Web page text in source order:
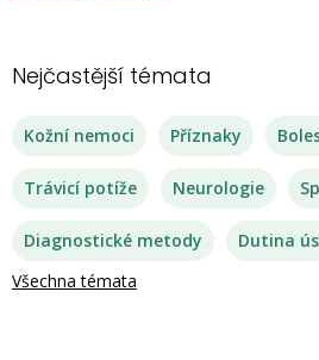
Nejčastější témata
Kožní nemoci Příznaky
Trávicí potíže Neurologie
Diagnostické metody Dutina
Všechna témata